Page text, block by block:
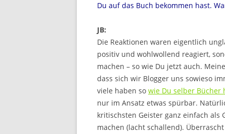
Du auf das Buch bekommen hast.
JB:
Die Reaktionen waren eigentlich
positiv und wohlwollend reagiert,
machen – so wie Du jetzt auch.
dass sich wir Blogger uns sowieso
viele haben so wie Du selber Bücher
nur im Ansatz etwas spürbar.
kritischsten Geister ganz einfach als
machen (lacht schallend).